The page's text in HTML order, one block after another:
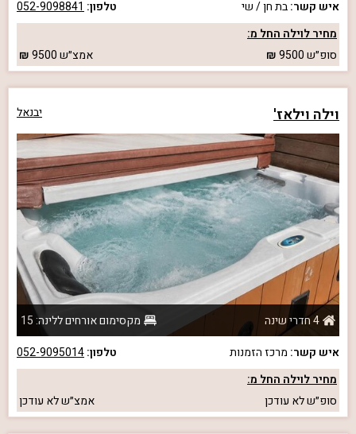
איש קשר:בת חן / שי טלפון: 052-9098841
מחיר לוילה החל מ:
סופ״ש9500 אמצ״ש9500
וילה וילאז' יבנאל
4 חדרי שינה
מקסימום אורחים ללינה: 15
איש קשר: מרכז הזמנות טלפון:052-9095014
מחיר לוילה החל מ:
סופ״שלא עודכן אמצ״שלא עודכן